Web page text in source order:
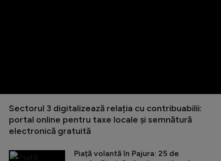
Sectorul 3 digitalizează relația cu contribuabilii:
portal online pentru taxe locale și semnătură
electronică gratuită
Piață volantă în Pajura: 25 de